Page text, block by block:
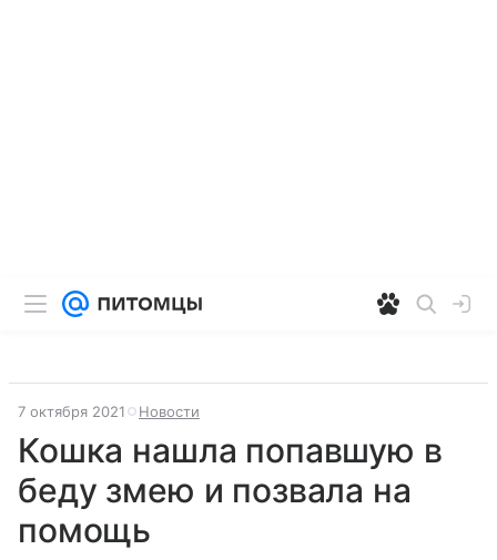
7 октября 2021 Новости
Кошка нашла попавшую в
беду змею и позвала на
помощь